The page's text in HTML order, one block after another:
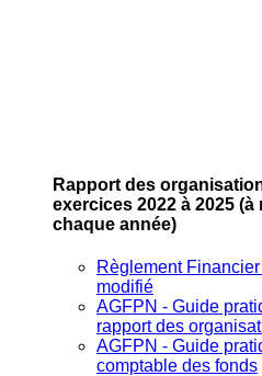
Rapport des
exercices 2022 à 2025 (à
chaque année)
Règlement
modifié
AGFPN ‐ Guide
rapport des
AGFPN ‐ Guide
comptable des fonds